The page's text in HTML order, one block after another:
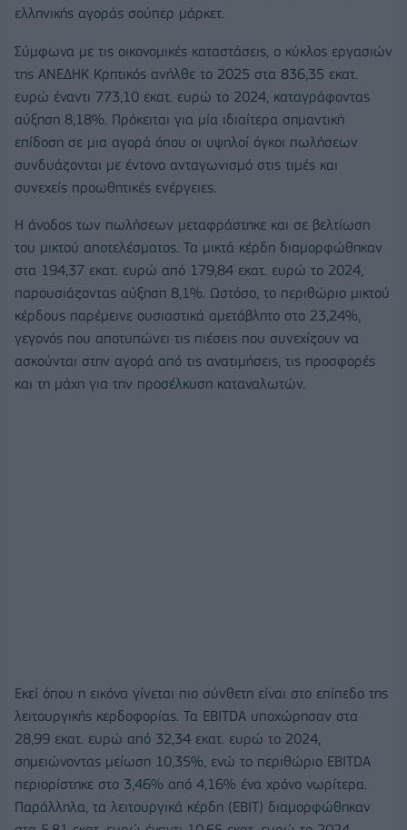
ελληνικής αγοράς σούπερ μάρκετ.
Σύμφωνα με τις οικονομικές καταστάσεις, ο κύκλος εργασιών
της ΑΝΕΔΗΚ Κρητικός ανήλθε το 2025 στα 836,35 εκατ.
ευρώ έναντι 773,10 εκατ. ευρώ το 2024, καταγράφοντας
αύξηση 8,18%. Πρόκειται για μία ιδιαίτερα σημαντική
επίδοση σε μια αγορά όπου οι υψηλοί όγκοι πωλήσεων
συνδυάζονται με έντονο ανταγωνισμό στις τιμές και
συνεχείς προωθητικές ενέργειες.
Η άνοδος των πωλήσεων μεταφράστηκε και σε βελτίωση
του μικτού αποτελέσματος. Τα μικτά κέρδη διαμορφώθηκαν
στα 194,37 εκατ. ευρώ από 179,84 εκατ. ευρώ το 2024,
παρουσιάζοντας αύξηση 8,1%. Ωστόσο, το περιθώριο μικτού
κέρδους παρέμεινε ουσιαστικά αμετάβλητο στο 23,24%,
γεγονός που αποτυπώνει τις πιέσεις που συνεχίζουν να
ασκούνται στην αγορά από τις ανατιμήσεις, τις προσφορές
και τη μάχη για την προσέλκυση καταναλωτών.
Εκεί όπου η εικόνα γίνεται πιο σύνθετη είναι στο επίπεδο της
λειτουργικής κερδοφορίας. Τα EBITDA υποχώρησαν στα
28,99 εκατ. ευρώ από 32,34 εκατ. ευρώ το 2024,
σημειώνοντας μείωση 10,35%, ενώ το περιθώριο EBITDA
περιορίστηκε στο 3,46% από 4,16% ένα χρόνο νωρίτερα.
Παράλληλα, τα λειτουργικά κέρδη (EBIT) διαμορφώθηκαν